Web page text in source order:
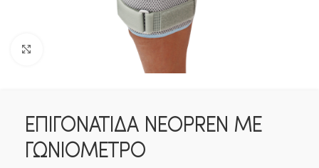
ΕΠΙΓΟΝΑΤΙΔΑ NEOPREN ΜΕ
ΓΩΝΙΟΜΕΤΡΟ